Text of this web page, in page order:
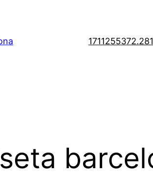
1711255372.28